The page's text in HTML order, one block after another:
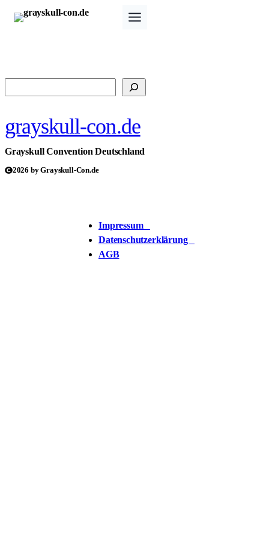
Zum
Inhalt
grayskull-con.de
Grayskull Convention Deutschland
2026 by Grayskull-Con.de
Impressum
Datenschutzerklärung
AGB